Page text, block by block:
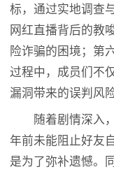
标，通过实地调查
网红直播背后的教
险诈骗的困境；第
过程中，成员们不
漏洞带来的误判风险
随着剧情深入，
年前未能阻止好友
是为了弥补遗憾。